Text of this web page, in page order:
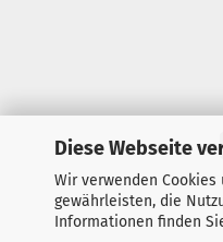
Diese Webseite
Wir verwenden
gewährleisten, die
Informationen finden